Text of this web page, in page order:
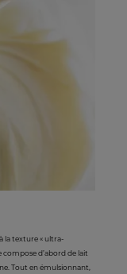
la texture « ultra-
compose d’abord de lait
Tout en émulsionnant,